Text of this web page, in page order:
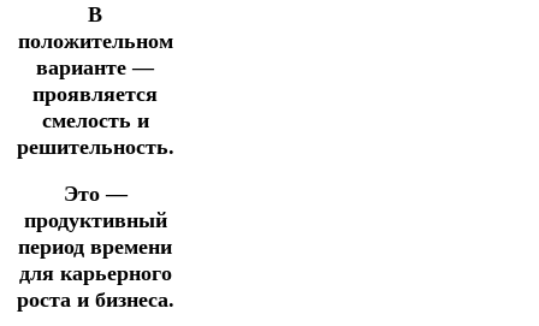
В
положительном
варианте —
проявляется
смелость и
решительность.
Это —
продуктивный
период времени
для карьерного
роста и бизнеса.